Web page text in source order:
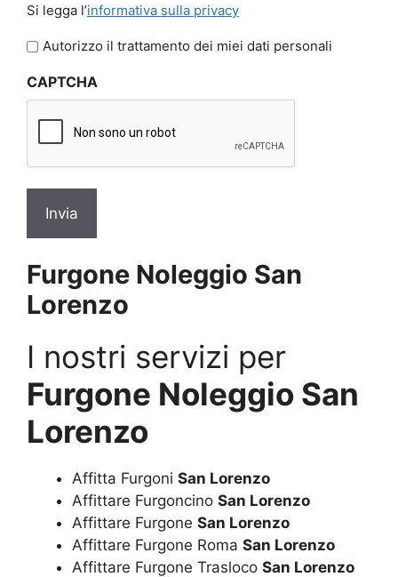
legga
l'informativa
privacy
Si legga l’informativa sulla privacy
Autorizzo il trattamento dei miei dati personali
CAPTCHA
Furgone Noleggio San
Lorenzo
I nostri servizi per
Furgone Noleggio San
Lorenzo
Affitta Furgoni San Lorenzo
Affittare Furgoncino San Lorenzo
Affittare Furgone San Lorenzo
Affittare Furgone Roma San Lorenzo
Affittare Furgone Trasloco San Lorenzo